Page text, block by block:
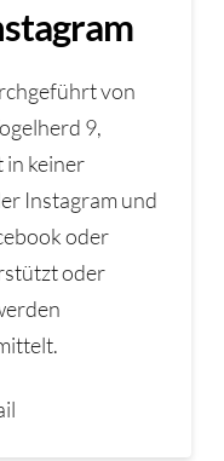
von
9,
in keiner
Instagram und
oder
oder